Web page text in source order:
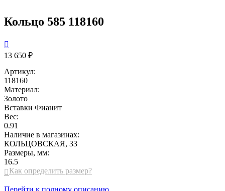
Кольцо 585 118160

13 650 ₽
Артикул:
118160
Материал:
Золото
Вставки Фианит
Вес:
0.91
Наличие в магазинах:
КОЛЬЦОВСКАЯ, 33
Размеры, мм:
16.5
 Как определить размер?
Перейти к полному описанию